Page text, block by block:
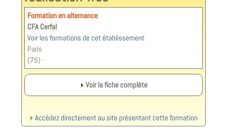
Formation en alternance
CFA Cerfal
Voir les formations de cet établissement
Paris
(75) -
Voir la fiche complète
Accédez directement au site présentant cette formation